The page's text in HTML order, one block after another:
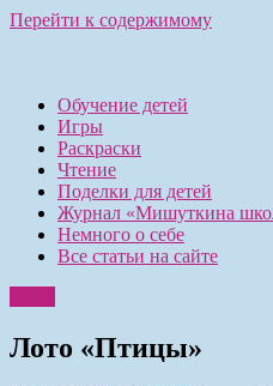
Перейти к содержимому
Обучение детей
Игры
Раскраски
Чтение
Поделки для детей
Журнал «Мишуткина
Немного о себе
Все статьи на сайте
Лото «Птицы»